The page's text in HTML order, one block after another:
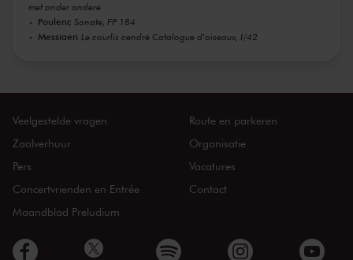
met onder andere
Poulenc Sonate, FP 184
Messiaen Le courlis cendré Catalogue d'oiseaux, I/42
Veelgestelde vragen
Zaalverhuur
Pers
Concertvrienden en Entrée
Maandblad Preludium
Route en parkeren
Organisatie
Vacatures
Contact